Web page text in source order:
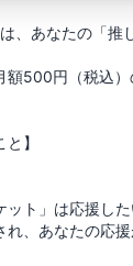
、あなたの「推
額500円（税込
】
ット」は応援し
、あなたの応